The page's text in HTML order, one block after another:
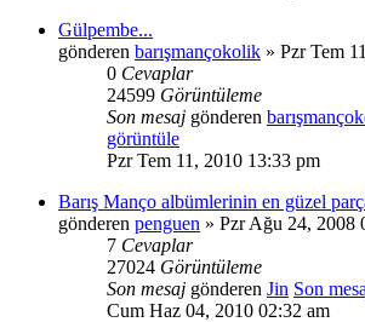
Gülpembe...
gönderen barışmançokolik » Pzr Tem
0 Cevaplar
24599 Görüntüleme
Son mesaj gönderen
görüntüle
Pzr Tem 11, 2010 13:33 pm
Barış Manço albümlerinin en güzel
gönderen penguen » Pzr Ağu 24, 2008
7 Cevaplar
27024 Görüntüleme
Son mesaj gönderen Jin Son
Cum Haz 04, 2010 02:32 am